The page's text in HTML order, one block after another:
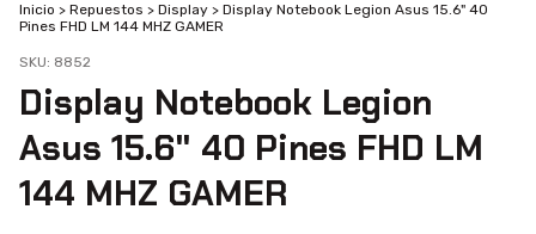
Inicio > Repuestos > Display > Display Notebook Legion Asus 15.6" 40
Pines FHD LM 144 MHZ GAMER
SKU: 8852
Display Notebook Legion
Asus 15.6" 40 Pines FHD LM
144 MHZ GAMER